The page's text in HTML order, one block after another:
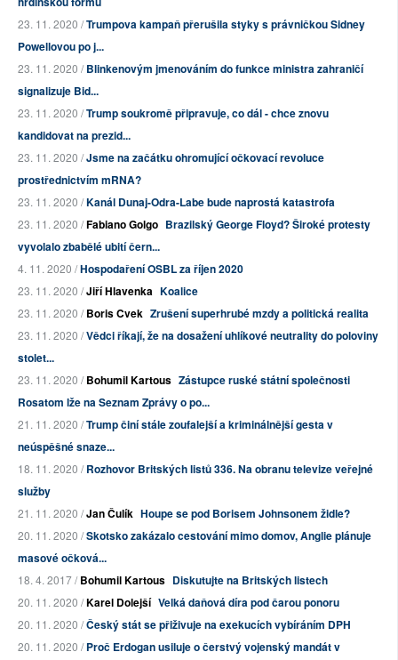
23. 11. 2020 /Trumpova kampaň přerušila styky s právničkou Sidney
Powellovou po j...
23. 11. 2020 /Blinkenovým jmenováním do funkce ministra zahraničí
signalizuje Bid...
23. 11. 2020 /Trump soukromě připravuje, co dál - chce znovu
kandidovat na prezid...
23. 11. 2020 /Jsme na začátku ohromující očkovací revoluce
prostřednictvím mRNA?
23. 11. 2020 /Kanál Dunaj-Odra-Labe bude naprostá katastrofa
23. 11. 2020 /Fabiano Golgo Brazilský George Floyd? Široké protesty
vyvolalo zbabělé ubití čern...
4. 11. 2020 /Hospodaření OSBL za říjen 2020
23. 11. 2020 /Jiří Hlavenka Koalice
23. 11. 2020 /Boris Cvek Zrušení superhrubé mzdy a politická realita
23. 11. 2020 /Vědci říkají, že na dosažení uhlíkové neutrality do poloviny
stolet...
23. 11. 2020 /Bohumil Kartous Zástupce ruské státní společnosti
Rosatom lže na Seznam Zprávy o po...
21. 11. 2020 /Trump činí stále zoufalejší a kriminálnější gesta v
neúspěšné snaze...
18. 11. 2020 /Rozhovor Britských listů 336. Na obranu televize veřejné
služby
21. 11. 2020 /Jan Čulík Houpe se pod Borisem Johnsonem židle?
20. 11. 2020 /Skotsko zakázalo cestování mimo domov, Anglie plánuje
masové očková...
18. 4. 2017 /Bohumil Kartous Diskutujte na Britských listech
20. 11. 2020 /Karel Dolejší Velká daňová díra pod čarou ponoru
20. 11. 2020 /Český stát se přiživuje na exekucích vybíráním DPH
20. 11. 2020 /Proč Erdogan usiluje o čerstvý vojenský mandát v